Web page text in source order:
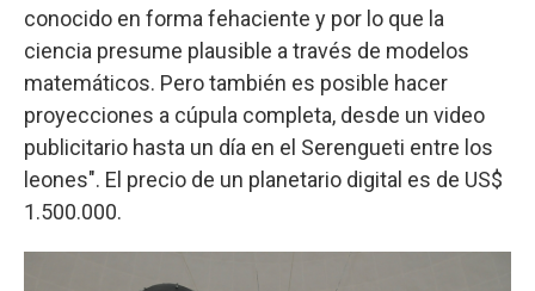
conocido en forma fehaciente y por lo que la
ciencia presume plausible a través de modelos
matemáticos. Pero también es posible hacer
proyecciones a cúpula completa, desde un video
publicitario hasta un día en el Serengueti entre los
leones". El precio de un planetario digital es de US$
1.500.000.